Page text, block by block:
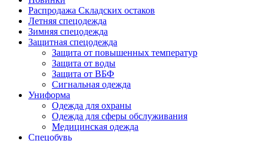
Распродажа Складских остаков
Летняя спецодежда
Зимняя спецодежда
Защитная спецодежда
Защита от повышенных температур
Защита от воды
Защита от ВБФ
Сигнальная одежда
Униформа
Одежда для охраны
Одежда для сферы обслуживания
Медицинская одежда
Спецобувь